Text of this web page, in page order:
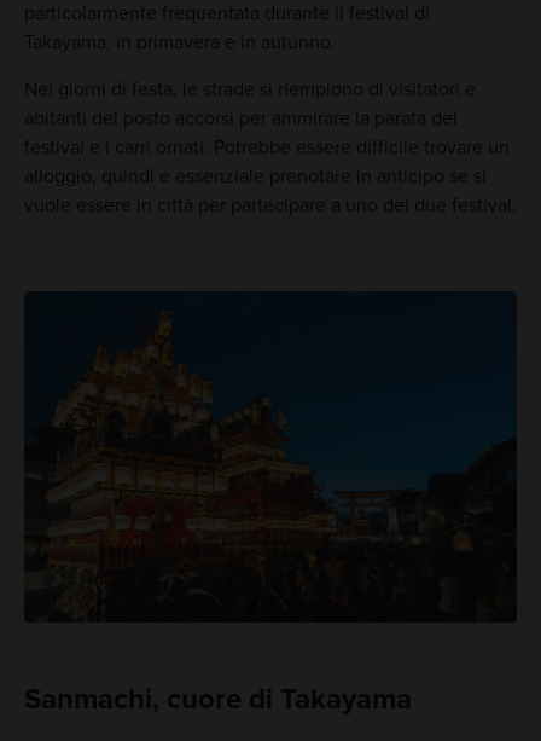
particolarmente frequentata durante il festival di
Takayama, in primavera e in autunno.
Nei giorni di festa, le strade si riempiono di visitatori e
abitanti del posto accorsi per ammirare la parata del
festival e i carri ornati. Potrebbe essere difficile trovare un
alloggio, quindi è essenziale prenotare in anticipo se si
vuole essere in città per partecipare a uno dei due festival.
Sanmachi, cuore di Takayama